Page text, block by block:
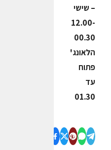
– שישי
12.00-
00.30
הלאונג'
פתוח
עד
01.30